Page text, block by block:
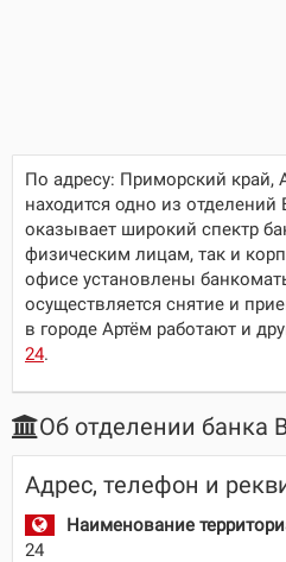
По адресу: Приморский край,
находится одно из
оказывает широкий спектр
физическим лицам, так и
офисе установлены
осуществляется снятие и
в городе Артём работают и
24.
Об отделении банка
Адрес, телефон и
Наименование
24